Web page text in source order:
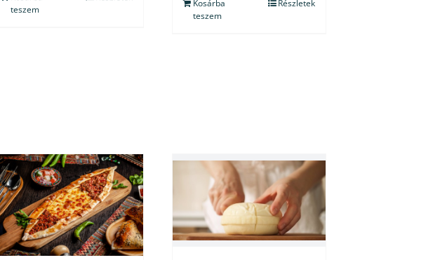
teszem
Kosárba
teszem
Részletek